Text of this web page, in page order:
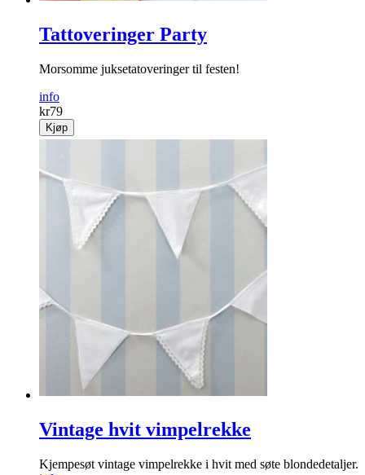
Tattoveringer Party
Morsomme juksetatoveringer til festen!
info
kr79
Kjøp
Vintage hvit vimpelrekke
Kjempesøt vintage vimpelrekke i hvit med søte blondedetaljer.